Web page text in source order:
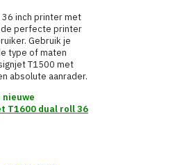
36 inch printer met
perfecte printer
Gebruik je
type of maten
T1500 met
absolute aanrader.
T1600 dual roll 36